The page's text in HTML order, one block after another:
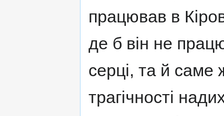
працював в
де б він не
серці, та й саме
трагічності